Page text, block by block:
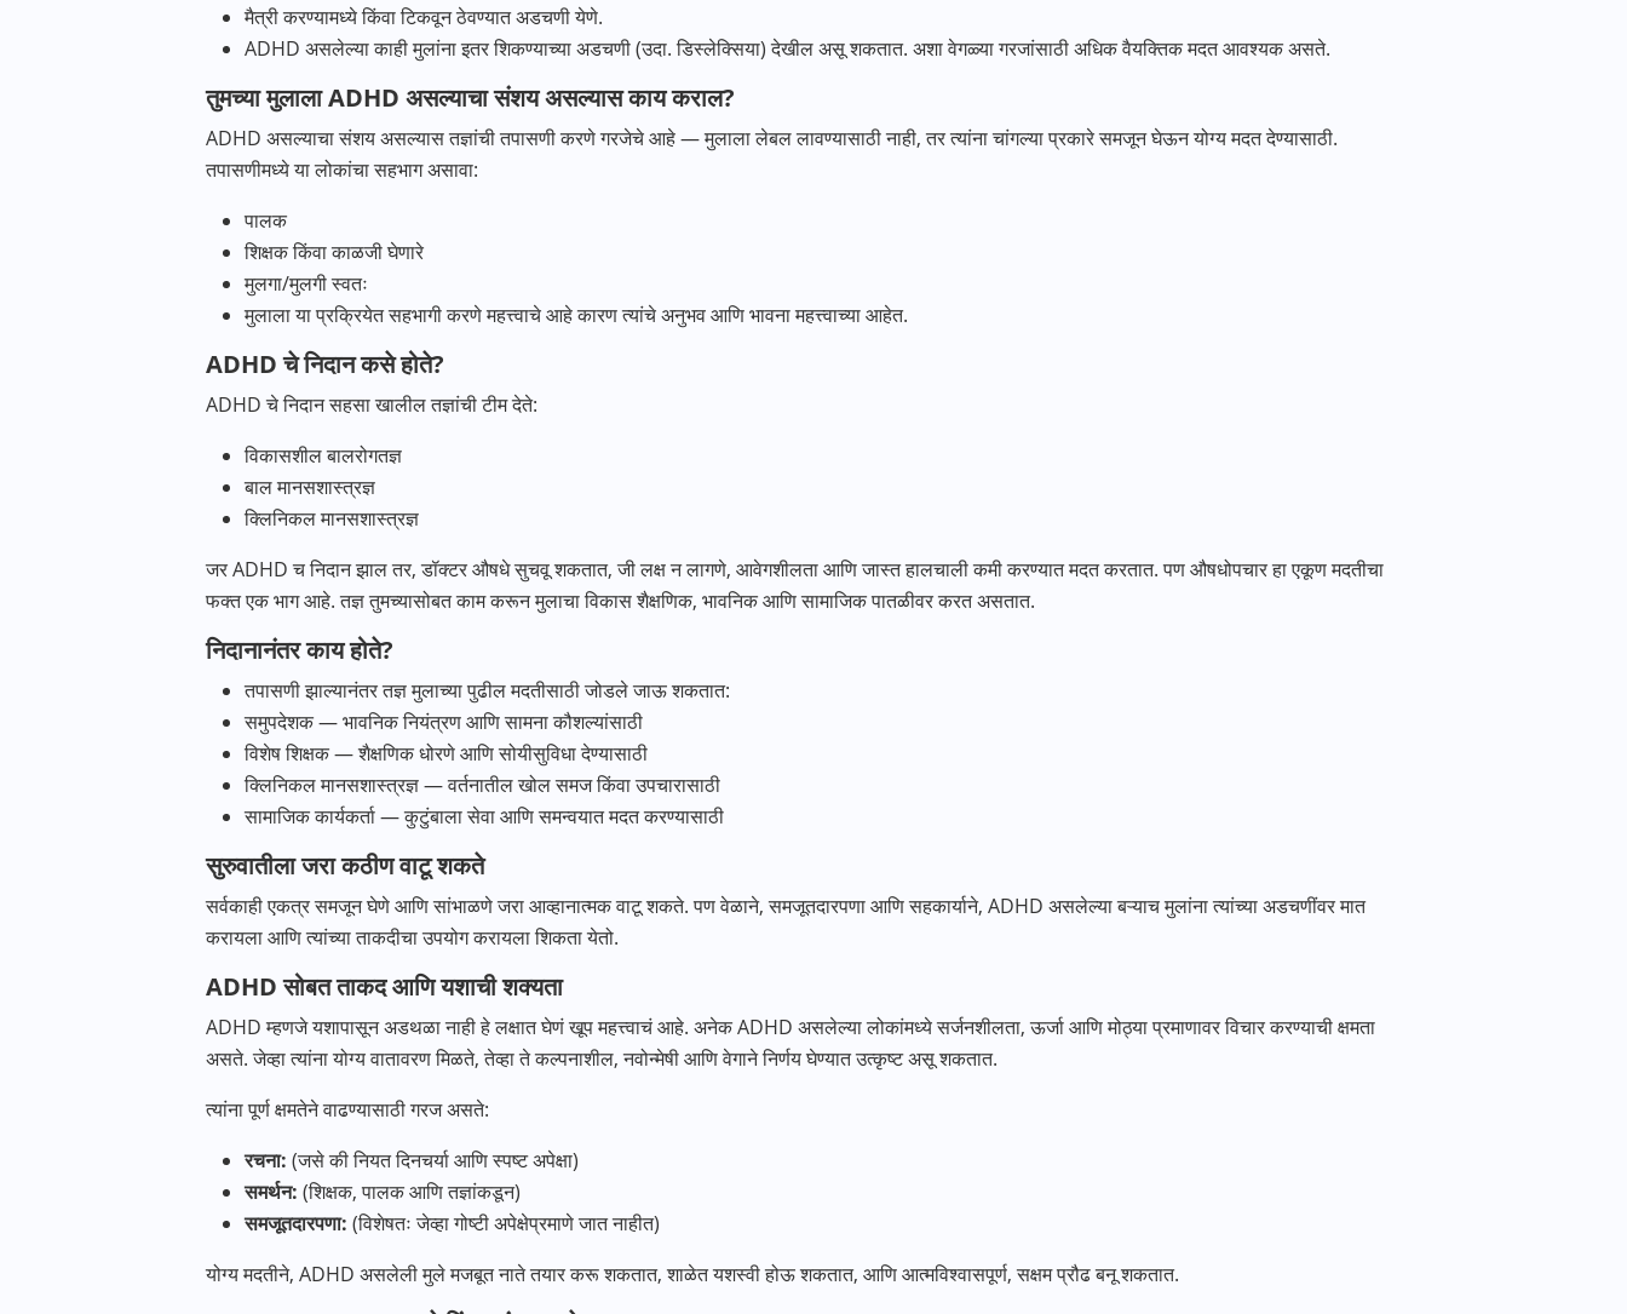
मैत्री करण्यामध्ये किंवा टिकवून ठेवण्यात अडचणी येणे.
ADHD असलेल्या काही मुलांना इतर शिकण्याच्या अडचणी (उदा. डिस्लेक्सिया) देखील असू शकतात. अशा वेगळ्या गरजांसाठी अधिक वैयक्तिक मदत आवश्यक असते.
तुमच्या मुलाला ADHD असल्याचा संशय असल्यास काय कराल?
ADHD असल्याचा संशय असल्यास तज्ञांची तपासणी करणे गरजेचे आहे — मुलाला लेबल लावण्यासाठी नाही, तर त्यांना चांगल्या प्रकारे समजून घेऊन योग्य मदत देण्यासाठी.
तपासणीमध्ये या लोकांचा सहभाग असावा:
पालक
शिक्षक किंवा काळजी घेणारे
मुलगा/मुलगी स्वतः
मुलाला या प्रक्रियेत सहभागी करणे महत्त्वाचे आहे कारण त्यांचे अनुभव आणि भावना महत्त्वाच्या आहेत.
ADHD चे निदान कसे होते?
ADHD चे निदान सहसा खालील तज्ञांची टीम देते:
विकासशील बालरोगतज्ञ
बाल मानसशास्त्रज्ञ
क्लिनिकल मानसशास्त्रज्ञ
जर ADHD च निदान झाल तर, डॉक्टर औषधे सुचवू शकतात, जी लक्ष न लागणे, आवेगशीलता आणि जास्त हालचाली कमी करण्यात मदत करतात. पण औषधोपचार हा एकूण मदतीचा
फक्त एक भाग आहे. तज्ञ तुमच्यासोबत काम करून मुलाचा विकास शैक्षणिक, भावनिक आणि सामाजिक पातळीवर करत असतात.
निदानानंतर काय होते?
तपासणी झाल्यानंतर तज्ञ मुलाच्या पुढील मदतीसाठी जोडले जाऊ शकतात:
समुपदेशक — भावनिक नियंत्रण आणि सामना कौशल्यांसाठी
विशेष शिक्षक — शैक्षणिक धोरणे आणि सोयीसुविधा देण्यासाठी
क्लिनिकल मानसशास्त्रज्ञ — वर्तनातील खोल समज किंवा उपचारासाठी
सामाजिक कार्यकर्ता — कुटुंबाला सेवा आणि समन्वयात मदत करण्यासाठी
सुरुवातीला जरा कठीण वाटू शकते
सर्वकाही एकत्र समजून घेणे आणि सांभाळणे जरा आव्हानात्मक वाटू शकते. पण वेळाने, समजूतदारपणा आणि सहकार्याने, ADHD असलेल्या बऱ्याच मुलांना त्यांच्या अडचणींवर मात
करायला आणि त्यांच्या ताकदीचा उपयोग करायला शिकता येतो.
ADHD सोबत ताकद आणि यशाची शक्यता
ADHD म्हणजे यशापासून अडथळा नाही हे लक्षात घेणं खूप महत्त्वाचं आहे. अनेक ADHD असलेल्या लोकांमध्ये सर्जनशीलता, ऊर्जा आणि मोठ्या प्रमाणावर विचार करण्याची क्षमता
असते. जेव्हा त्यांना योग्य वातावरण मिळते, तेव्हा ते कल्पनाशील, नवोन्मेषी आणि वेगाने निर्णय घेण्यात उत्कृष्ट असू शकतात.
त्यांना पूर्ण क्षमतेने वाढण्यासाठी गरज असते:
रचना: (जसे की नियत दिनचर्या आणि स्पष्ट अपेक्षा)
समर्थन: (शिक्षक, पालक आणि तज्ञांकडून)
समजूतदारपणा: (विशेषतः जेव्हा गोष्टी अपेक्षेप्रमाणे जात नाहीत)
योग्य मदतीने, ADHD असलेली मुले मजबूत नाते तयार करू शकतात, शाळेत यशस्वी होऊ शकतात, आणि आत्मविश्वासपूर्ण, सक्षम प्रौढ बनू शकतात.